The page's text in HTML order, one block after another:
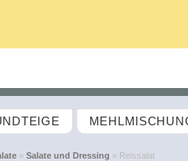
» Salate und Dressing » Reissalat